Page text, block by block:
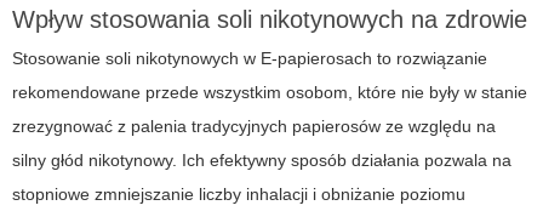
Wpływ stosowania soli nikotynowych na zdrowie
Stosowanie soli nikotynowych w E-papierosach to rozwiązanie
rekomendowane przede wszystkim osobom, które nie były w stanie
zrezygnować z palenia tradycyjnych papierosów ze względu na
silny głód nikotynowy. Ich efektywny sposób działania pozwala na
stopniowe zmniejszanie liczby inhalacji i obniżanie poziomu